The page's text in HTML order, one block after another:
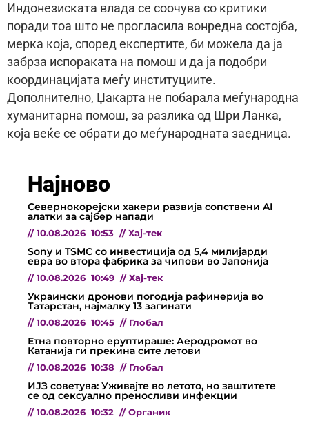
Индонезиската влада се соочува со критики
поради тоа што не прогласила вонредна состојба,
мерка која, според експертите, би можела да ја
забрза испораката на помош и да ја подобри
координацијата меѓу институциите.
Дополнително, Џакарта не побарала меѓународна
хуманитарна помош, за разлика од Шри Ланка,
која веќе се обрати до меѓународната заедница.
Најново
Севернокорејски хакери развија сопствени AI
алатки за сајбер напади
// 10.08.2026 10:53 // Хај-тек
Sony и TSMC со инвестиција од 5,4 милијарди
евра во втора фабрика за чипови во Јапонија
// 10.08.2026 10:49 // Хај-тек
Украински дронови погодија рафинерија во
Татарстан, најмалку 13 загинати
// 10.08.2026 10:45 // Глобал
Етна повторно еруптираше: Аеродромот во
Катанија ги прекина сите летови
// 10.08.2026 10:38 // Глобал
ИЈЗ советува: Уживајте во летото, но заштитете
се од сексуално преносливи инфекции
// 10.08.2026 10:32 // Органик